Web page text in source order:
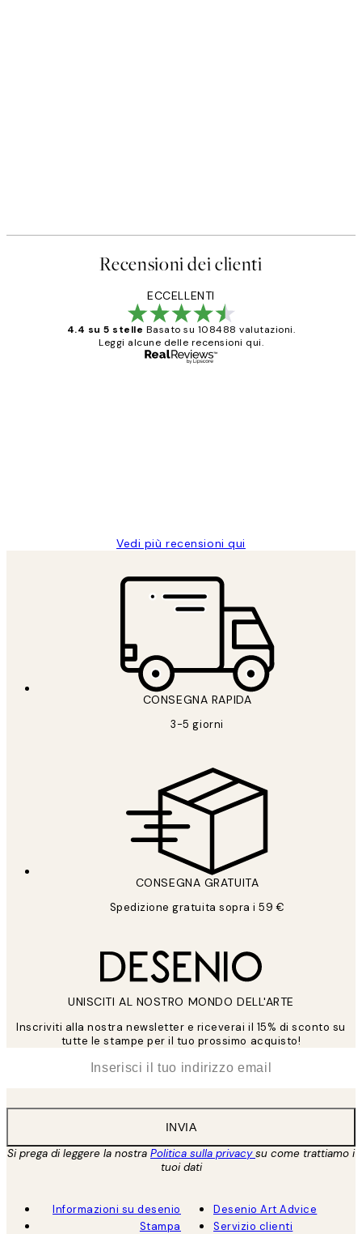
Recensioni dei clienti
ECCELLENTI
4.4 su 5 stelle Basato su 108488 valutazioni.
Leggi alcune delle recensioni qui.
Vedi più recensioni qui
CONSEGNA RAPIDA
3-5 giorni
CONSEGNA GRATUITA
Spedizione gratuita sopra i 59 €
UNISCITI AL NOSTRO MONDO DELL'ARTE
Inscriviti alla nostra newsletter e riceverai il 15% di sconto su
tutte le stampe per il tuo prossimo acquisto!
INVIA
Si prega di leggere la nostra Politica sulla privacysu come trattiamo i
tuoi dati
Informazioni su desenio
Stampa
Desenio Art Advice
Servizio clienti